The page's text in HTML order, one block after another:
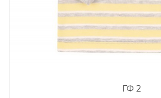
ГФ 2